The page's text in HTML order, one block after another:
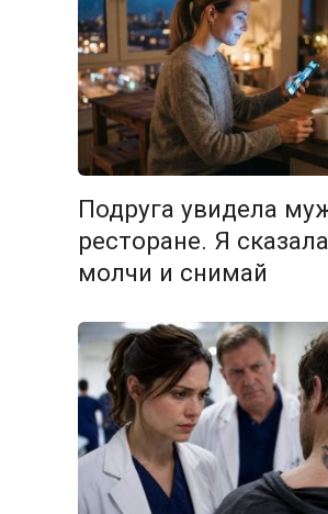
Подруга увидела
ресторане. Я
молчи и снимай